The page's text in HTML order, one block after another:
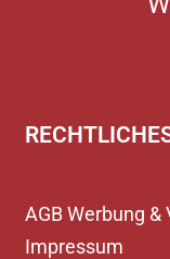
AGB Werbung
Impressum